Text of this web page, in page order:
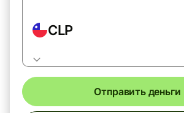
CLP
Отправить деньги